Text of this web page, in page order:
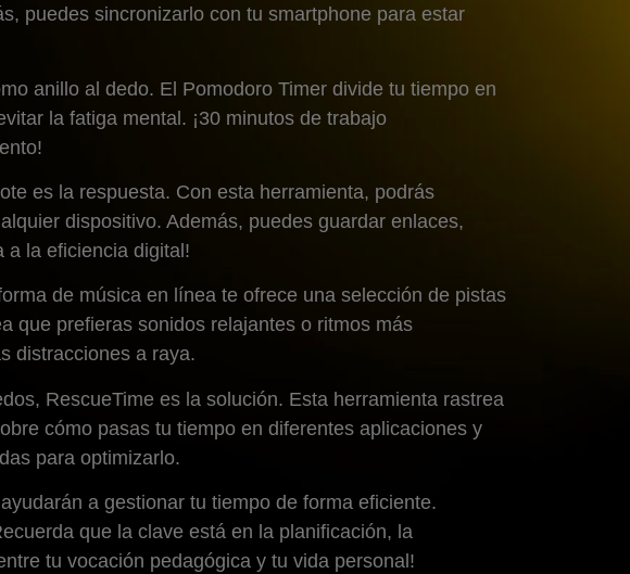
puedes sincronizarlo con tu smartphone para estar
anillo al dedo. El Pomodoro Timer divide tu tiempo en
la fatiga mental. ¡30 minutos de trabajo
es la respuesta. Con esta herramienta, podrás
dispositivo. Además, puedes guardar enlaces,
a la eficiencia digital!
de música en línea te ofrece una selección de pistas
que prefieras sonidos relajantes o ritmos más
distracciones a raya.
RescueTime es la solución. Esta herramienta rastrea
cómo pasas tu tiempo en diferentes aplicaciones y
para optimizarlo.
a gestionar tu tiempo de forma eficiente.
que la clave está en la planificación, la
tu vocación pedagógica y tu vida personal!